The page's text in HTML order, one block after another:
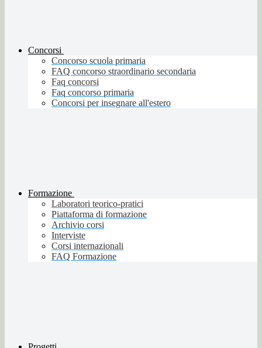
Concorsi
Concorso scuola primaria
FAQ concorso straordinario secondaria
Faq concorsi
Faq concorso primaria
Concorsi per insegnare all'estero
Formazione
Laboratori teorico-pratici
Piattaforma di formazione
Archivio corsi
Interviste
Corsi internazionali
FAQ Formazione